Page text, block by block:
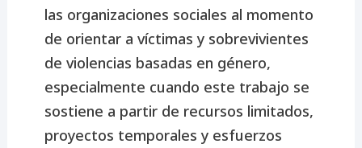
las organizaciones sociales al momento
de orientar a víctimas y sobrevivientes
de violencias basadas en género,
especialmente cuando este trabajo se
sostiene a partir de recursos limitados,
proyectos temporales y esfuerzos